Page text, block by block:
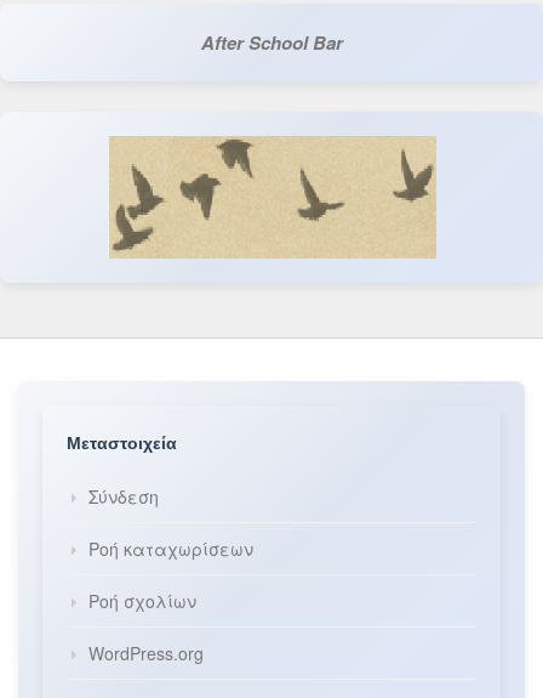
After School Bar
Μεταστοιχεία
Σύνδεση
Ροή καταχωρίσεων
Ροή σχολίων
WordPress.org